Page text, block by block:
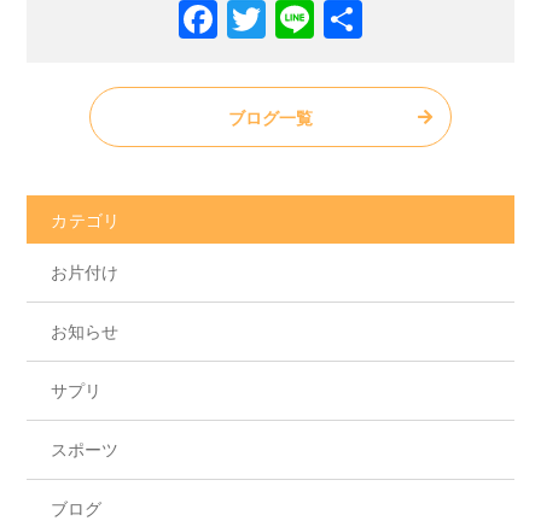
ブログ一覧
カテゴリ
お片付け
お知らせ
サプリ
スポーツ
ブログ